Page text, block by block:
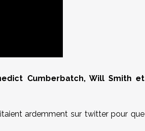
Cumberbatch, Will Smith et
ardemment sur twitter pour que